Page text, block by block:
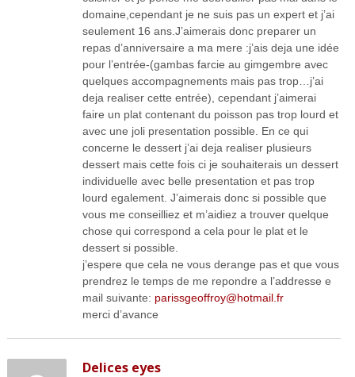
domaine,cependant je ne suis pas un expert et j’ai
seulement 16 ans.J’aimerais donc preparer un
repas d’anniversaire a ma mere :j’ais deja une idée
pour l’entrée-(gambas farcie au gimgembre avec
quelques accompagnements mais pas trop…j’ai
deja realiser cette entrée), cependant j’aimerai
faire un plat contenant du poisson pas trop lourd et
avec une joli presentation possible. En ce qui
concerne le dessert j’ai deja realiser plusieurs
dessert mais cette fois ci je souhaiterais un dessert
individuelle avec belle presentation et pas trop
lourd egalement. J’aimerais donc si possible que
vous me conseilliez et m’aidiez a trouver quelque
chose qui correspond a cela pour le plat et le
dessert si possible.
j’espere que cela ne vous derange pas et que vous
prendrez le temps de me repondre a l’addresse e
mail suivante: parissgeoffroy@hotmail.fr
merci d’avance
Delices eyes